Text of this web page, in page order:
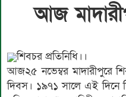
আজ
শিবচর প্রতিনিধি।।
আজ২৫ নভেম্বর মাদারীপুরে
দিবস। ১৯৭১ সালে এই দিনে